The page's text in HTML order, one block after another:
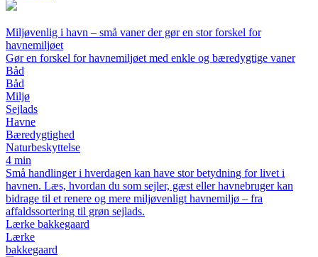
Miljøvenlig i havn – små vaner der gør en stor forskel for
havnemiljøet
Gør en forskel for havnemiljøet med enkle og bæredygtige vaner
Båd
Båd
Miljø
Sejlads
Havne
Bæredygtighed
Naturbeskyttelse
4 min
Små handlinger i hverdagen kan have stor betydning for livet i
havnen. Læs, hvordan du som sejler, gæst eller havnebruger kan
bidrage til et renere og mere miljøvenligt havnemiljø – fra
affaldssortering til grøn sejlads.
Lærke bakkegaard
Lærke
bakkegaard